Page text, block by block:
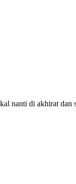
nanti di akhirat